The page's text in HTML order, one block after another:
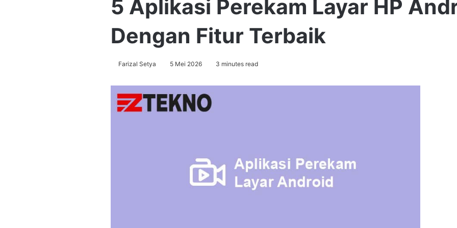
5 Aplikasi Perekam Layar HP
Dengan Fitur Terbaik
Farizal Setya 5 Mei 2026 3 minutes read